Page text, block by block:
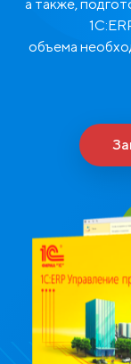
а также,
объема